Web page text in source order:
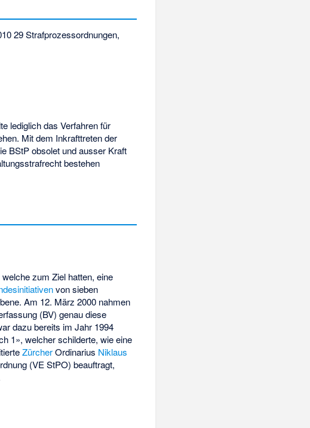
29 Strafprozessordnungen,
lediglich das Verfahren für
Mit dem Inkrafttreten der
BStP obsolet und ausser Kraft
bestehen
zum Ziel hatten, eine
von sieben
Am 12. März 2000 nahmen
(BV) genau diese
dazu bereits im Jahr 1994
1», welcher schilderte, wie eine
ZürcherOrdinarius Niklaus
(VE StPO) beauftragt,